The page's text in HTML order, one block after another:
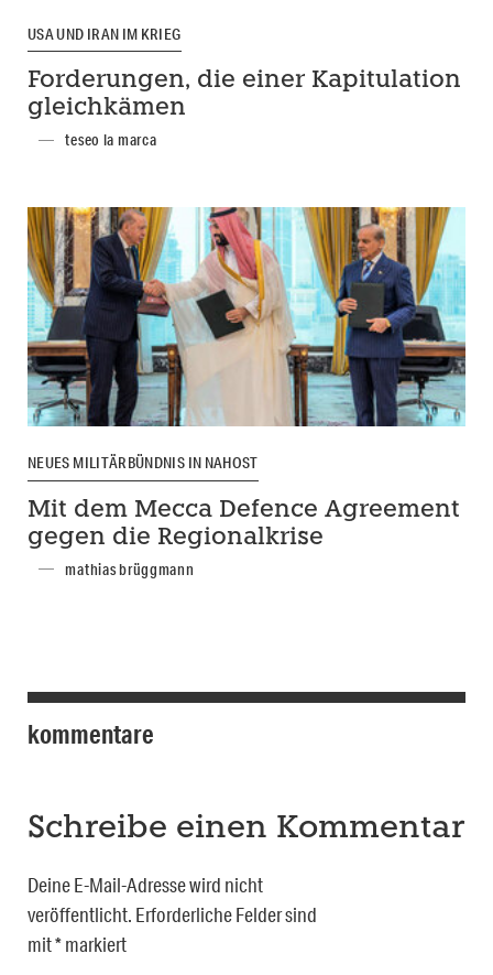
USA UND IRAN IM KRIEG
Forderungen, die einer Kapitulation
gleichkämen
teseo la marca
NEUES MILITÄRBÜNDNIS IN NAHOST
Mit dem Mecca Defence Agreement
gegen die Regionalkrise
mathias brüggmann
kommentare
Schreibe einen Kommentar
Deine E-Mail-Adresse wird nicht
veröffentlicht. Erforderliche Felder sind
mit*markiert